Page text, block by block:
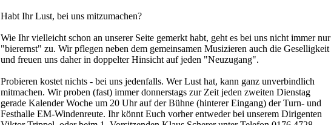
Habt Ihr Lust, bei uns mitzumachen?
Wie Ihr vielleicht schon an unserer Seite gemerkt habt, geht es bei uns nicht immer nur
"bierernst" zu. Wir pflegen neben dem gemeinsamen Musizieren auch die Geselligkeit
und freuen uns daher in doppelter Hinsicht auf jeden "Neuzugang".
Probieren kostet nichts - bei uns jedenfalls. Wer Lust hat, kann ganz unverbindlich
mitmachen. Wir proben (fast) immer donnerstags zur Zeit jeden zweiten Dienstag
gerade Kalender Woche um 20 Uhr auf der Bühne (hinterer Eingang) der Turn- und
Festhalle EM-Windenreute. Ihr könnt Euch vorher entweder bei unserem Dirigenten